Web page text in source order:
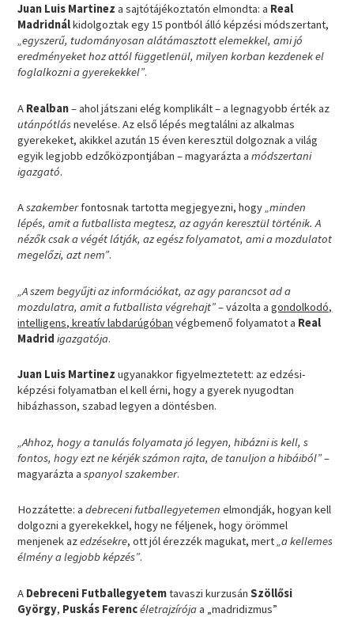
Juan Luis Martinez a sajtótájékoztatón elmondta: a Real
Madridnálkidolgoztak egy 15 pontból álló képzési módszertant,
„egyszerű, tudományosan alátámasztott elemekkel, ami jó
eredményeket hoz attól függetlenül, milyen korban kezdenek el
foglalkozni a gyerekekkel”.
A Realban– ahol játszani elég komplikált – a legnagyobb érték az
utánpótlásnevelése. Az első lépés megtalálni az alkalmas
gyerekeket, akikkel azután 15 éven keresztül dolgoznak a világ
egyik legjobb edzőközpontjában – magyarázta amódszertani
igazgató.
Aszakemberfontosnak tartotta megjegyezni, hogy„minden
lépés, amit a futballista megtesz, az agyán keresztül történik. A
nézők csak a végét látják, az egész folyamatot, ami a mozdulatot
megelőzi, azt nem”.
„A szem begyűjti az információkat, az agy parancsot ad a
mozdulatra, amit a futballista végrehajt”– vázolta agondolkodó,
intelligens, kreatív labdarúgóban végbemenő folyamatot a Real
Madrid igazgatója.
Juan Luis Martinez ugyanakkor figyelmeztetett: az edzési-
képzési folyamatban el kell érni, hogy a gyerek nyugodtan
hibázhasson, szabad legyen a döntésben.
„Ahhoz, hogy a tanulás folyamata jó legyen, hibázni is kell, s
fontos, hogy ezt ne kérjék számon rajta, de tanuljon a hibáiból”–
magyarázta aspanyol szakember.
Hozzátette: adebreceni futballegyetemen elmondják, hogyan kell
dolgozni a gyerekekkel, hogy ne féljenek, hogy örömmel
menjenek azedzésekre, ott jól érezzék magukat, mert„a kellemes
élmény a legjobb képzés”.
A Debreceni Futballegyetemtavaszi kurzusánSzöllősi
György, Puskás Ferencéletrajzírójaa „madridizmus”